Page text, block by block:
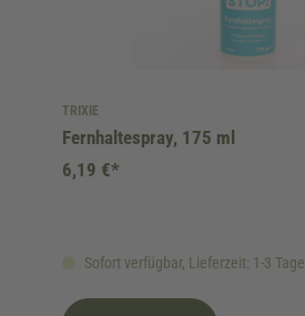
TRIXIE
Fernhaltespray, 175 ml
Sofort verfügbar, Lieferzeit: 1-3 Tage
6,19 €*